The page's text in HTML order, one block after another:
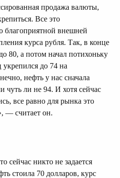
продажа валюты,
Все это
благоприятной внешней
курса рубля. Так, в конце
80, а потом начал потихоньку
укрепился до 74 на
нефть у нас сначала
чуть ли не 94. И хотя сейчас
все равно для рынка это
— считает он.
сейчас никто не задается
стоила 70 долларов, курс